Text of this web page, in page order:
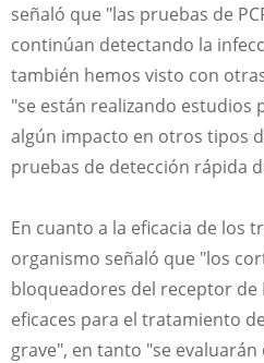
señaló que "las pruebas de
continúan detectando la
también hemos visto con
"se están realizando estudios
algún impacto en otros tipos
pruebas de detección rápida
En cuanto a la eficacia de los
organismo señaló que "los
bloqueadores del receptor de
eficaces para el tratamiento
grave", en tanto "se